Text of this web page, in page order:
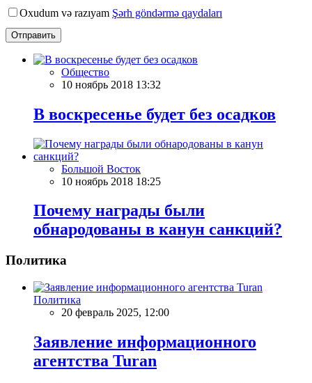
Oxudum və razıyam Şərh göndərmə qaydaları
Отправить
Общество
10 ноябрь 2018 13:32
В воскресенье будет без осадков
Большой Восток
10 ноябрь 2018 18:25
Почему награды были
обнародованы в канун санкций?
Политика
Политика
20 февраль 2025, 12:00
Заявление информационного
агентства Turan